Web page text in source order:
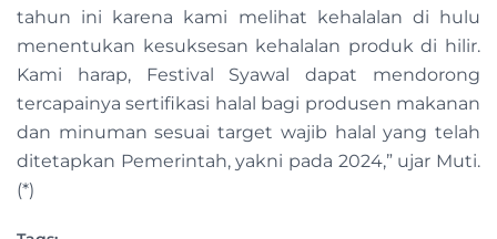
tahun ini karena kami melihat kehalalan di hulu
menentukan kesuksesan kehalalan produk di hilir.
Kami harap, Festival Syawal dapat mendorong
tercapainya sertifikasi halal bagi produsen makanan
dan minuman sesuai target wajib halal yang telah
ditetapkan Pemerintah, yakni pada 2024,” ujar Muti.
(*)